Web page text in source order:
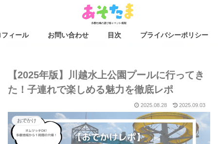
ィール お問い合わせ 目次 プライバシーポリシー
【2025年版】川越水上公園プールに行ってき
た！子連れで楽しめる魅力を徹底レポ
2025.08.28 2025.09.03
おでかけ